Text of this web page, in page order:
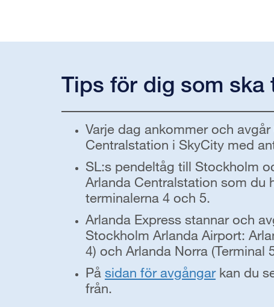
Tips för dig som
Varje dag ankommer och
Centralstation i SkyCity med
SL:s pendeltåg till Stockholm
Arlanda Centralstation som du
terminalerna 4 och 5.
Arlanda Express stannar och
Stockholm Arlanda Airport:
4) och Arlanda Norra (Terminal
På sidan för avgångarkan du
från.